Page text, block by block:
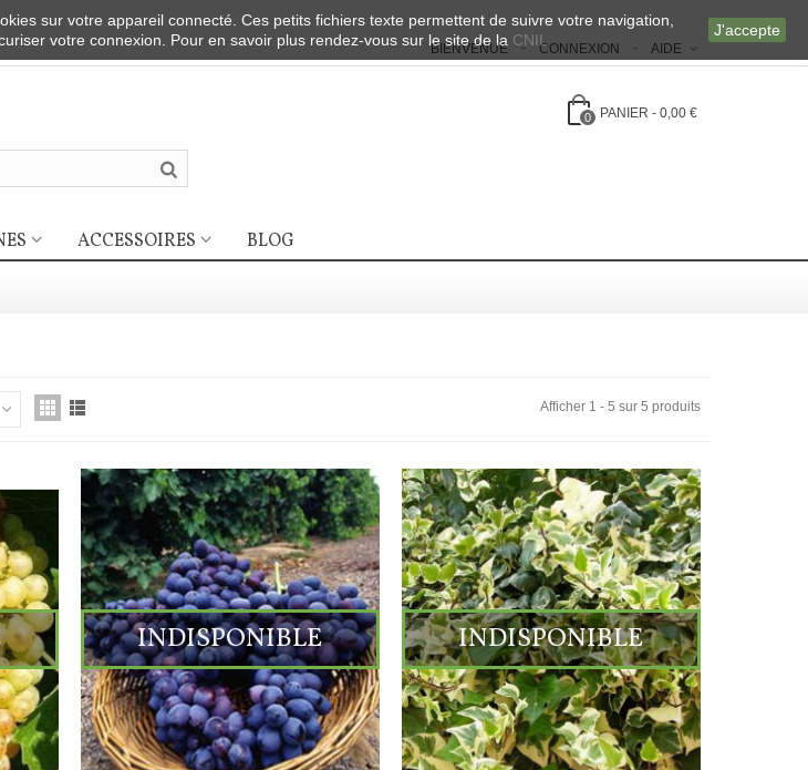
sur votre appareil connecté. Ces petits fichiers texte permettent de suivre votre navigation,
votre connexion. Pour en savoir plus rendez-vous sur le site de la CNIL
J'accepte
AIDE
CONNEXION
BIENVENUE
0 PANIER - 0,00 €
ACCESSOIRES BLOG
Afficher 1 - 5 sur 5 produits
INDISPONIBLE INDISPONIBLE